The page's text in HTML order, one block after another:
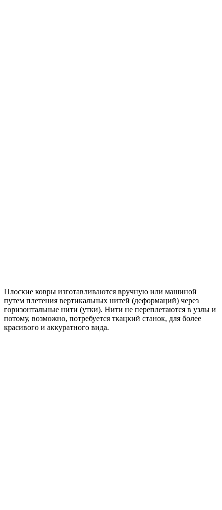
Плоские ковры изготавливаются вручную или машиной
путем плетения вертикальных нитей (деформаций) через
горизонтальные нити (утки). Нити не переплетаются в узлы и
потому, возможно, потребуется ткацкий станок, для более
красивого и аккуратного вида.